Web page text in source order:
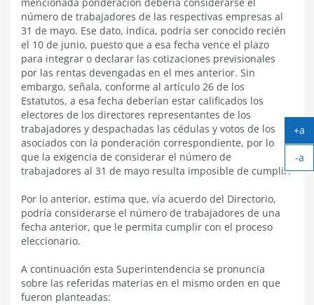
número de trabajadores de las respectivas empresas al
31 de mayo. Ese dato, indica, podría ser conocido recién
el 10 de junio, puesto que a esa fecha vence el plazo
para integrar o declarar las cotizaciones previsionales
por las rentas devengadas en el mes anterior. Sin
embargo, señala, conforme al artículo 26 de los
Estatutos, a esa fecha deberían estar calificados los
electores de los directores representantes de los
trabajadores y despachadas las cédulas y votos de los
asociados con la ponderación correspondiente, por lo
que la exigencia de considerar el número de
trabajadores al 31 de mayo resulta imposible de cumplir.
Por lo anterior, estima que, vía acuerdo del Directorio,
podría considerarse el número de trabajadores de una
fecha anterior, que le permita cumplir con el proceso
eleccionario.
A continuación esta Superintendencia se pronuncia
sobre las referidas materias en el mismo orden en que
fueron planteadas:
+a
-a